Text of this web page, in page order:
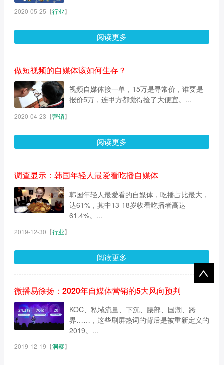
2020-05-25 【行业】
阅读更多
做短视频的自媒体该如何生存？
视频自媒体接一单，15万是寻常价，谁要是
报价5万，连甲方都觉得捡了大便宜。...
2020-04-23 【营销】
阅读更多
调查显示：韩国年轻人最爱看吃播自媒体
韩国年轻人最爱看的自媒体，吃播占比最大，
达61%，其中13-18岁收看吃播者高达
61.4%。...
2019-12-30 【行业】
阅读更多
微播易徐扬：2020年自媒体营销的5大风向预判
KOC、私域流量、下沉、腰部、国潮、跨
界……，这些刷屏热词的背后是被重新定义的
2019。...
2019-12-19 【洞察】